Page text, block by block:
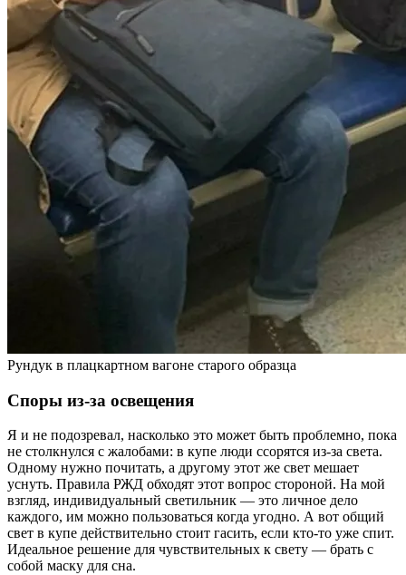
Рундук в плацкартном вагоне старого образца
Споры из-за освещения
Я и не подозревал, насколько это может быть проблемно, пока
не столкнулся с жалобами: в купе люди ссорятся из-за света.
Одному нужно почитать, а другому этот же свет мешает
уснуть. Правила РЖД обходят этот вопрос стороной. На мой
взгляд, индивидуальный светильник — это личное дело
каждого, им можно пользоваться когда угодно. А вот общий
свет в купе действительно стоит гасить, если кто-то уже спит.
Идеальное решение для чувствительных к свету — брать с
собой маску для сна.